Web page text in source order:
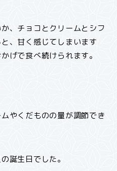
、チョコとクリームとシフ
、甘く感じてしまいます
げで食べ続けられます。
やくだものの量が調節でき
誕生日でした。